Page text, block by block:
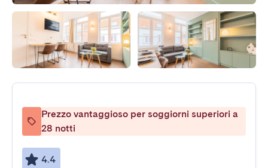
Prezzo vantaggioso per soggiorni superiori a
28 notti
4.4